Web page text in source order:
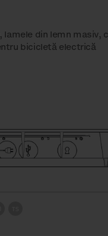
din lemn
bicicletă electrică